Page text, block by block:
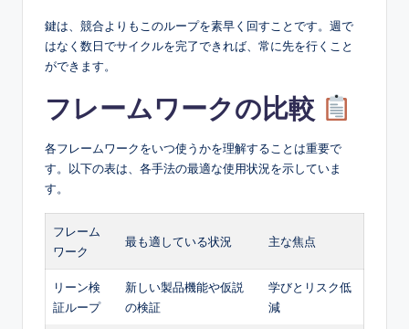
鍵は、競合よりもこのループを素早く回すことです。週で
はなく数日でサイクルを完了できれば、常に先を行くこと
ができます。
フレームワークの比較
各フレームワークをいつ使うかを理解することは重要で
す。以下の表は、各手法の最適な使用状況を示していま
す。
フレーム
ワーク
最も適している状況 主な焦点
リーン検
証ループ
新しい製品機能や仮説
の検証
学びとリスク低
減